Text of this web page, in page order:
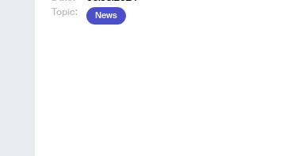
Topic:
News